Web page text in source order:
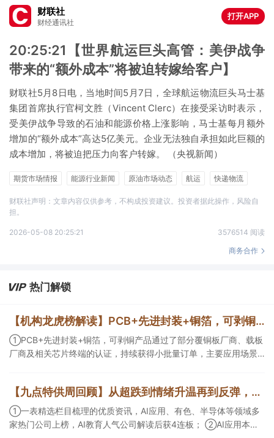
财联社
财经通讯社
打开APP
20:25:21【世界航运巨头高管：美伊战争
带来的“额外成本”将被迫转嫁给客户】
财联社5月8日电，当地时间5月7日，全球航运物流巨头马士基
集团首席执行官柯文胜（Vincent Clerc）在接受采访时表示，
受美伊战争导致的石油和能源价格上涨影响，马士基每月额外
增加的“额外成本”高达5亿美元。企业无法独自承担如此巨额的
成本增加，将被迫把压力向客户转嫁。 （央视新闻）
期货市场情报 能源行业新闻 原油市场动态 航运 快递物流
财联社声明：文章内容仅供参考，不构成投资建议。投资者据此操作，风险自
担。
2026-05-08 20:25:21
3576514 阅读
商务合作
热门解锁
【机构龙虎榜解读】PCB+先进封装+铜箔，可剥铜产品通过了部分覆铜板厂商、载板厂商及相关芯片终端的认证，持续获得小批量订单，主要应用场景包括芯片封装光模块用PCB，机构大额净买入这家公司
①PCB+先进封装+铜箔，可剥铜产品通过了部分覆铜板厂商、载板
厂商及相关芯片终端的认证，持续获得小批量订单，主要应用场景
等方面具有丰富经验，具备承接细胞与基因治疗产品商业化受托生
产的合规资质，这家公司获净买入。
【九点特供周回顾】从超跌到情绪升温再到反弹，栏目梳理AI应用题材逻辑，AI教育人气公司解读后获4连板
①一表精选栏目梳理的优质资讯，AI应用、有色、半导体等领域多
家热门公司上榜，AI教育人气公司解读后获4连板； ②AI应用本周